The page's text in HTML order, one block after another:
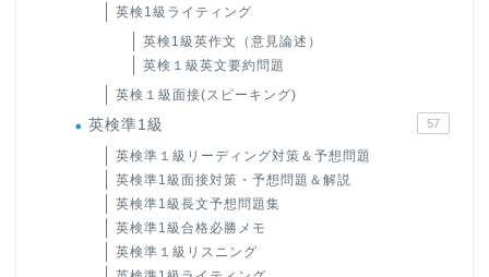
英検1級ライティング
英検1級英作文（意見論述）
英検１級英文要約問題
英検１級面接(スピーキング)
英検準1級 57
英検準１級リーディング対策＆予想問題
英検準1級面接対策・予想問題＆解説
英検準1級長文予想問題集
英検準1級合格必勝メモ
英検準１級リスニング